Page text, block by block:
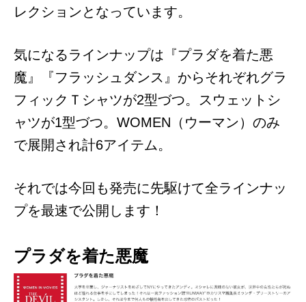
レクションとなっています。
気になるラインナップは『プラダを着た悪
魔』『フラッシュダンス』からそれぞれグラ
フィックＴシャツが2型づつ。スウェットシ
ャツが1型づつ。WOMEN（ウーマン）のみ
で展開され計6アイテム。
それでは今回も発売に先駆けて全ラインナッ
プを最速で公開します！
プラダを着た悪魔